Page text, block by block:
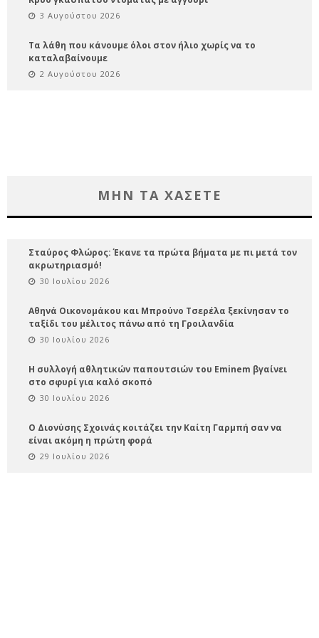
3 Αυγούστου 2026
Τα λάθη που κάνουμε όλοι στον ήλιο χωρίς να το
καταλαβαίνουμε
2 Αυγούστου 2026
ΜΗΝ ΤΑ ΧΑΣΕΤΕ
Σταύρος Φλώρος: Έκανε τα πρώτα βήματα με πι μετά τον
ακρωτηριασμό!
30 Ιουλίου 2026
Αθηνά Οικονομάκου και Μπρούνο Τσερέλα ξεκίνησαν το
ταξίδι του μέλιτος πάνω από τη Γροιλανδία
30 Ιουλίου 2026
Η συλλογή αθλητικών παπουτσιών του Eminem βγαίνει
στο σφυρί για καλό σκοπό
30 Ιουλίου 2026
Ο Διονύσης Σχοινάς κοιτάζει την Καίτη Γαρμπή σαν να
είναι ακόμη η πρώτη φορά
29 Ιουλίου 2026